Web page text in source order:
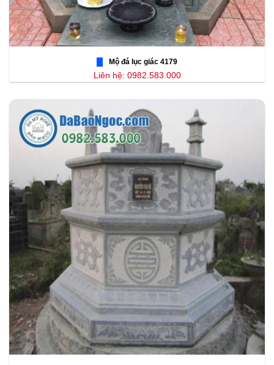
Mộ đá lục giác 4179
Liên hệ: 0982.583.000